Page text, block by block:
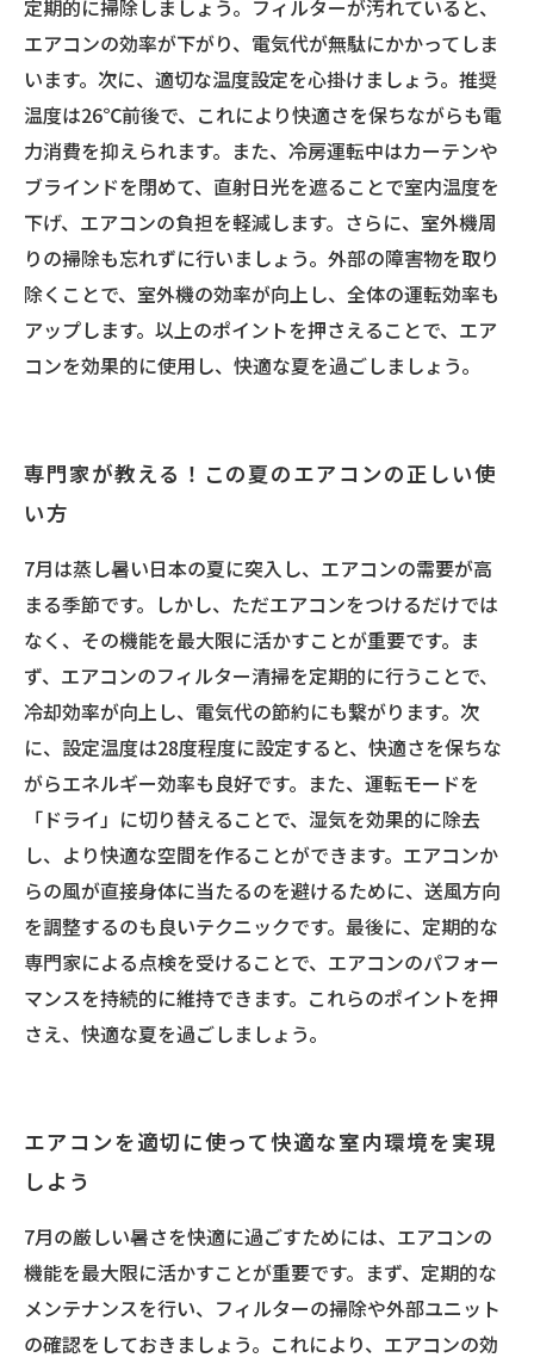
定期的に掃除しましょう。フィルターが汚れていると、
エアコンの効率が下がり、電気代が無駄にかかってしま
います。次に、適切な温度設定を心掛けましょう。推奨
温度は26℃前後で、これにより快適さを保ちながらも電
力消費を抑えられます。また、冷房運転中はカーテンや
ブラインドを閉めて、直射日光を遮ることで室内温度を
下げ、エアコンの負担を軽減します。さらに、室外機周
りの掃除も忘れずに行いましょう。外部の障害物を取り
除くことで、室外機の効率が向上し、全体の運転効率も
アップします。以上のポイントを押さえることで、エア
コンを効果的に使用し、快適な夏を過ごしましょう。
専門家が教える！この夏のエアコンの正しい使
い方
7月は蒸し暑い日本の夏に突入し、エアコンの需要が高
まる季節です。しかし、ただエアコンをつけるだけでは
なく、その機能を最大限に活かすことが重要です。ま
ず、エアコンのフィルター清掃を定期的に行うことで、
冷却効率が向上し、電気代の節約にも繋がります。次
に、設定温度は28度程度に設定すると、快適さを保ちな
がらエネルギー効率も良好です。また、運転モードを
「ドライ」に切り替えることで、湿気を効果的に除去
し、より快適な空間を作ることができます。エアコンか
らの風が直接身体に当たるのを避けるために、送風方向
を調整するのも良いテクニックです。最後に、定期的な
専門家による点検を受けることで、エアコンのパフォー
マンスを持続的に維持できます。これらのポイントを押
さえ、快適な夏を過ごしましょう。
エアコンを適切に使って快適な室内環境を実現
しよう
7月の厳しい暑さを快適に過ごすためには、エアコンの
機能を最大限に活かすことが重要です。まず、定期的な
メンテナンスを行い、フィルターの掃除や外部ユニット
の確認をしておきましょう。これにより、エアコンの効